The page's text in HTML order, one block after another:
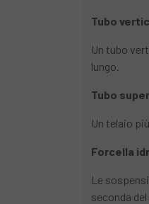
Tubo
Un tubo
lungo.
Tubo
Un telaio
Forcella
Le
seconda